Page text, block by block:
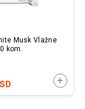
Musk Vlažne
kom.